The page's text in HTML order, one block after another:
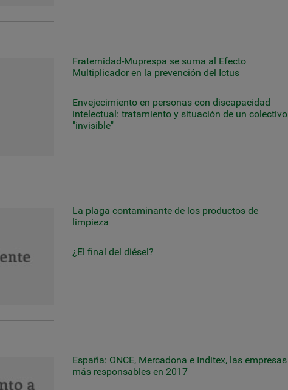
Fraternidad-Muprespa se suma al Efecto
Multiplicador en la prevención del Ictus
Envejecimiento en personas con discapacidad
intelectual: tratamiento y situación de un colectivo
"invisible"
La plaga contaminante de los productos de
limpieza
¿El final del diésel?
España: ONCE, Mercadona e Inditex, las empresas
más responsables en 2017